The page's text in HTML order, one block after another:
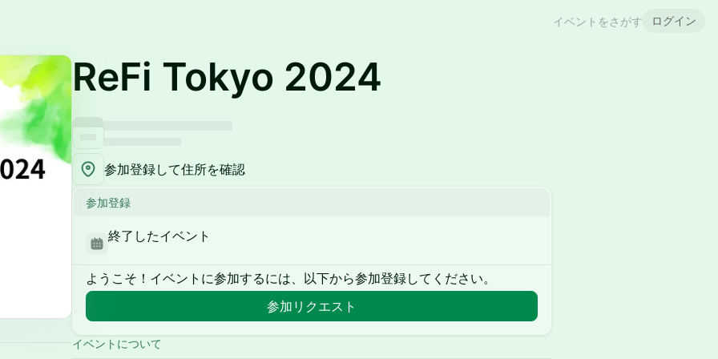
イベントをさがす ログイン
ReFi Tokyo 2024
参加登録して住所を確認
参加登録
終了したイベント
ようこそ！イベントに参加するには、以下から参加登録してください。
参加リクエスト
イベントについて